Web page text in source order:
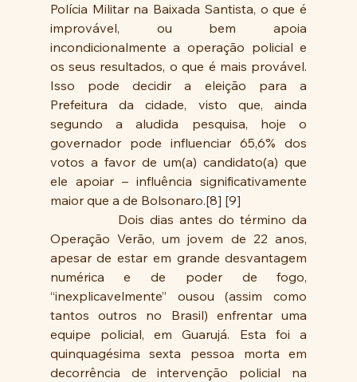
Polícia Militar na Baixada Santista, o que é
improvável, ou bem apoia
incondicionalmente a operação policial e
os seus resultados, o que é mais provável.
Isso pode decidir a eleição para a
Prefeitura da cidade, visto que, ainda
segundo a aludida pesquisa, hoje o
governador pode influenciar 65,6% dos
votos a favor de um(a) candidato(a) que
ele apoiar – influência significativamente
maior que a de Bolsonaro.[8] [9]
Dois dias antes do término da
Operação Verão, um jovem de 22 anos,
apesar de estar em grande desvantagem
numérica e de poder de fogo,
“inexplicavelmente” ousou (assim como
tantos outros no Brasil) enfrentar uma
equipe policial, em Guarujá. Esta foi a
quinquagésima sexta pessoa morta em
decorrência de intervenção policial na